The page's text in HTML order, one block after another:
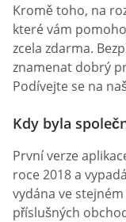
Kromě toho, na
které vám
zcela zdarma.
znamenat dobrý
Podívejte se na
Kdy byla
První verze
roce 2018 a
vydána ve
příslušných